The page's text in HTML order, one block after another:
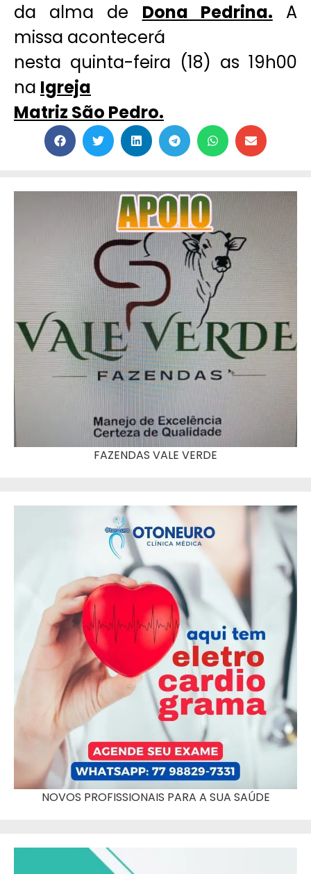
da alma de Dona Pedrina. A
missa acontecerá
nesta quinta-feira (18) as 19h00
na Igreja
Matriz São Pedro.
FAZENDAS VALE VERDE
NOVOS PROFISSIONAIS PARA A SUA SAÚDE